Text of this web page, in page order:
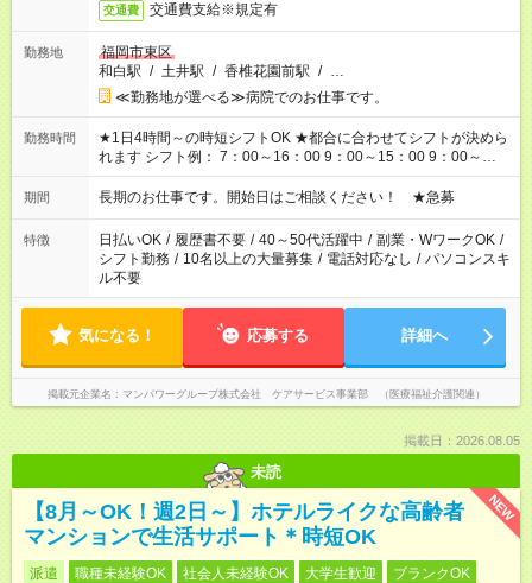
交通費 交通費支給※規定有
勤務地
福岡市東区
和白駅 / 土井駅 / 香椎花園前駅 / …
≪勤務地が選べる≫病院でのお仕事です。
勤務時間
★1日4時間～の時短シフトOK ★都合に合わせてシフトが決めら
れます シフト例： 7：00～16：00 9：00～15：00 9：00～
18：00 11：00～20：00 など ※Wワークの場合、他のお仕事と
合わせ週40時間超の就業はご案内できません ※法令に基づき、
派遣法（日雇い派遣の原則禁止）により、短時間・短期間の就
業はご案内が難しい場合があります
期間 長期のお仕事です。開始日はご相談ください！ ★急募
特徴 日払いOK / 履歴書不要 / 40～50代活躍中 / 副業・WワークOK /
シフト勤務 / 10名以上の大量募集 / 電話対応なし / パソコンスキ
ル不要
気になる！ 応募する 詳細へ
掲載元企業名 マンパワーグループ株式会社 ケアサービス事業部 （医療福祉介護関連）
掲載日：2026.08.05
未読
NEW
【8月～OK！週2日～】ホテルライクな高齢者
マンションで生活サポート＊時短OK
派遣 職種未経験OK 社会人未経験OK 大学生歓迎
ブランクOK